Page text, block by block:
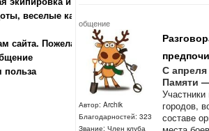
общение
Автор: Archik
Благодарностей: 323
Звание: Член клуба
С
Памяти
городов,
составе
веселые картинки
сайта. Пожелания, замечания.
польза